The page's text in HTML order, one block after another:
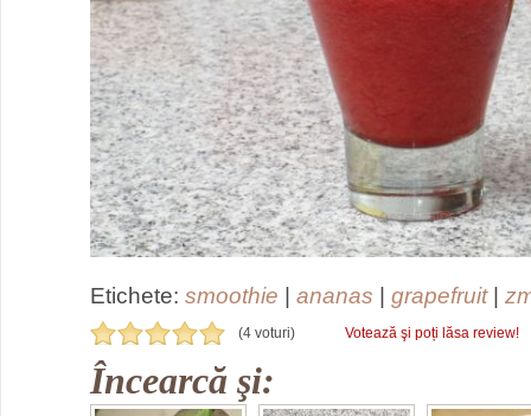
Etichete: smoothie | ananas | grapefruit|
(4 voturi) Votează şi poți lăsa review!
Încearcă şi: